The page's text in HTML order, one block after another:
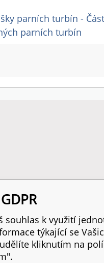
parních turbín -
parních turbín
k využití
týkající se
kliknutím na